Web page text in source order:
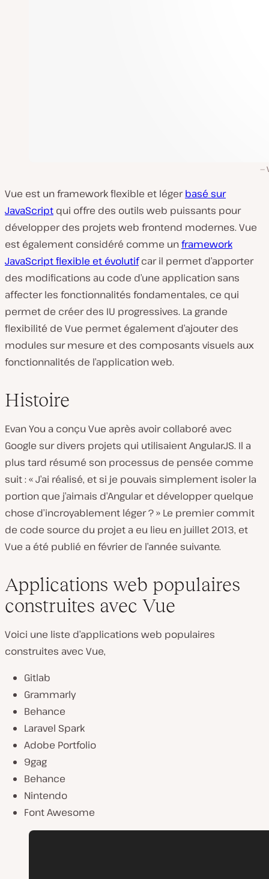
Vue est un framework flexible et légerbasé sur
JavaScript qui offre des outils web puissants pour
développer des projets web frontend modernes. Vue
est également considéré comme unframework
JavaScript flexible et évolutifcar il permet d’apporter
des modifications au code d’une application sans
affecter les fonctionnalités fondamentales, ce qui
permet de créer des IU progressives. La grande
flexibilité de Vue permet également d’ajouter des
modules sur mesure et des composants visuels aux
fonctionnalités de l’application web.
Histoire
Evan You a conçu Vue après avoir collaboré avec
Google sur divers projets qui utilisaient AngularJS. Il a
plus tard résumé son processus de pensée comme
suit : « J’ai réalisé, et si je pouvais simplement isoler la
portion que j’aimais d’Angular et développer quelque
chose d’incroyablement léger ? » Le premier commit
de code source du projet a eu lieu en juillet 2013, et
Vue a été publié en février de l’année suivante.
Applications web populaires
construites avec Vue
Voici une liste d’applications web populaires
construites avec Vue,
Gitlab
Grammarly
Behance
Laravel Spark
Adobe Portfolio
9gag
Behance
Nintendo
Font Awesome